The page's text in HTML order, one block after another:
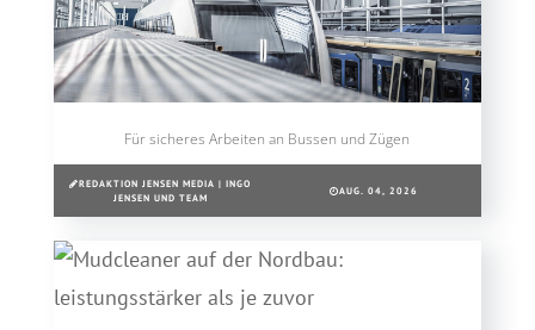
Für sicheres Arbeiten an Bussen und Zügen
REDAKTION JENSEN MEDIA | INGO
JENSEN UND TEAM
AUG. 04, 2026